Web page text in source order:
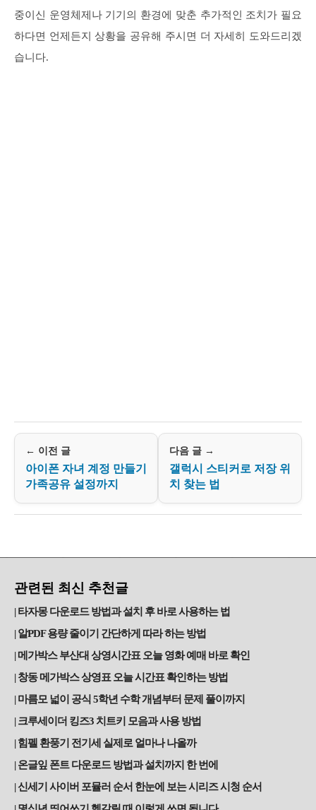
중이신 운영체제나 기기의 환경에 맞춘 추가적인 조치가 필요
하다면 언제든지 상황을 공유해 주시면 더 자세히 도와드리겠
습니다.
← 이전 글
아이폰 자녀 계정 만들기
가족공유 설정까지
다음 글 →
갤럭시 스티커로 저장 위
치 찾는 법
관련된 최신 추천글
타자몽 다운로드 방법과 설치 후 바로 사용하는 법
알PDF 용량 줄이기 간단하게 따라 하는 방법
메가박스 부산대 상영시간표 오늘 영화 예매 바로 확인
창동 메가박스 상영표 오늘 시간표 확인하는 방법
마름모 넓이 공식 5학년 수학 개념부터 문제 풀이까지
크루세이더 킹즈3 치트키 모음과 사용 방법
힘펠 환풍기 전기세 실제로 얼마나 나올까
온글잎 폰트 다운로드 방법과 설치까지 한 번에
신세기 사이버 포뮬러 순서 한눈에 보는 시리즈 시청 순서